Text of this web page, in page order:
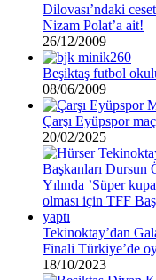
Dilovası’ndaki
Nizam Polat’a ait!
26/12/2009
Beşiktaş futbol
08/06/2009
Çarşı Eyüpspor
20/02/2025
Tekinoktay’dan
Finali Türkiye’de
18/10/2023